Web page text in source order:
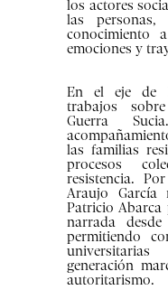
los actores
las personas,
conocimiento
emociones y
En el eje de
trabajos
Guerra
las familias
procesos
resistencia.
Araujo García
Patricio
narrada
permitiendo
generación
autoritarismo.